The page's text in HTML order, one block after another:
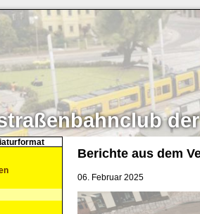
der
Berichte aus dem
06. Februar 2025